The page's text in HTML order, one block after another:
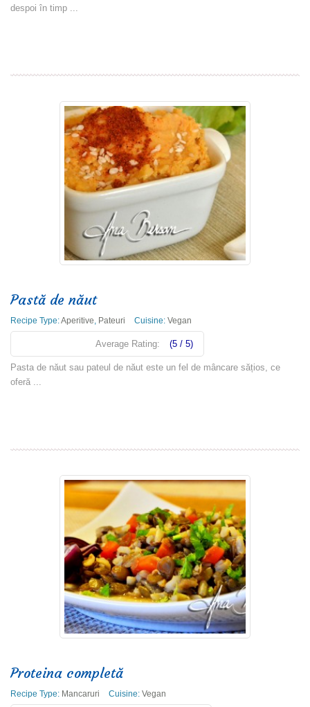
despoi în timp ...
Pastă de năut
Recipe Type:Aperitive Pateuri Cuisine:Vegan
Average Rating: (5 / 5)
Pasta de năut sau pateul de năut este un fel de mâncare sățios, ce
oferă ...
Proteina completă
Recipe Type: Mancaruri Cuisine:Vegan